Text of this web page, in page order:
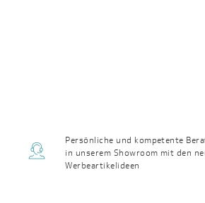
Persönliche und kompetente
in unserem Showroom mit den
Werbeartikelideen